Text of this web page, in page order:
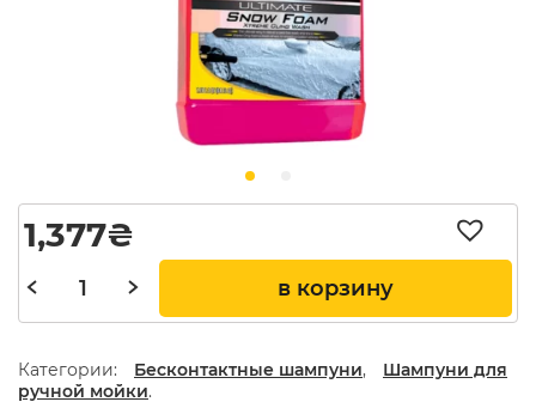
1,377₴
в корзину
Категории: Бесконтактные шампуни,
Шампуни для
ручной мойки.